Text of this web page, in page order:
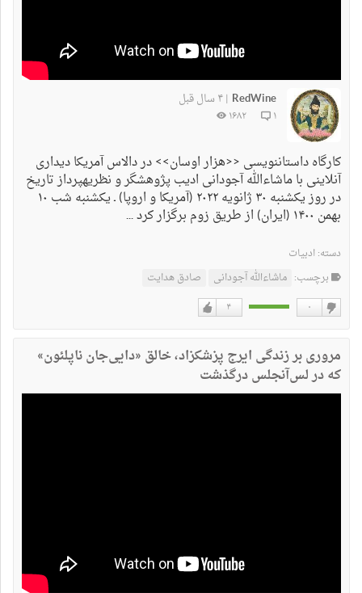
RedWine
|۴ سال قبل
۱ ۱۶۸۲
کارگاه داستاننویسی <<هزار اوسان>> در دالاس آمریکا دیداری
آنلاینی با ماشاءالله آجودانی ادیب پژوهشگر و نظریهپرداز تاریخ
در روز یکشنبه ۳۰ ژانویه ۲۰۲۲ (آمریکا و اروپا) ـ یکشنبه شب ۱۰
بهمن ۱۴۰۰ (ایران) از طریق زوم برگزار کرد ...
دسته:ادبیات
برچسب: ماشاءالله آجودانی صادق هدایت
۴ ۰
مروری بر زندگی ایرج پزشکزاد، خالق «دایی‌جان ناپلئون»
که در لس‌آنجلس درگذشت